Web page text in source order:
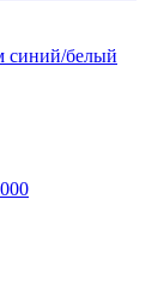
синий/белый